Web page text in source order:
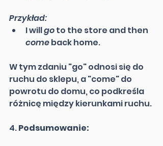
Przykład:
I will go to the store and then
come back home.
W tym zdaniu "go" odnosi się do
ruchu do sklepu, a "come" do
powrotu do domu, co podkreśla
różnicę między kierunkami ruchu.
4. Podsumowanie: